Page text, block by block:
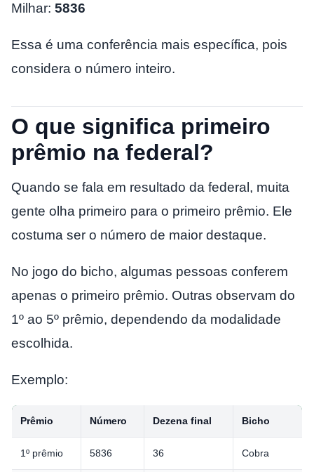
Milhar: 5836
Essa é uma conferência mais específica, pois
considera o número inteiro.
O que significa primeiro
prêmio na federal?
Quando se fala em resultado da federal, muita
gente olha primeiro para o primeiro prêmio. Ele
costuma ser o número de maior destaque.
No jogo do bicho, algumas pessoas conferem
apenas o primeiro prêmio. Outras observam do
1º ao 5º prêmio, dependendo da modalidade
escolhida.
Exemplo:
Prêmio Número Dezena final Bicho
1º prêmio 5836 36 Cobra